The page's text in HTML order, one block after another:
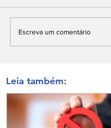
Escreva um comentário
Leia também: